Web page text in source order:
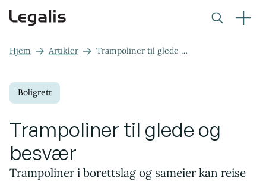
Hjem Artikler Trampoliner til glede og besvær
Boligrett
Trampoliner til glede og
besvær
Trampoliner i borettslag og sameier kan reise